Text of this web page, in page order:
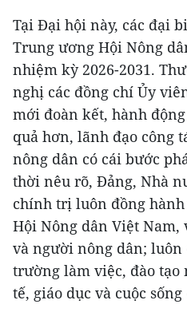
Tại Đại hội này, các đại
Trung ương Hội Nông
nhiệm kỳ 2026-2031.
nghị các đồng chí Ủy
mới đoàn kết, hành
quả hơn, lãnh đạo công
nông dân có cái bước
thời nêu rõ, Đảng, Nhà
chính trị luôn đồng
Hội Nông dân Việt Nam,
và người nông dân; luôn
trường làm việc, đào tạo
tế, giáo dục và cuộc